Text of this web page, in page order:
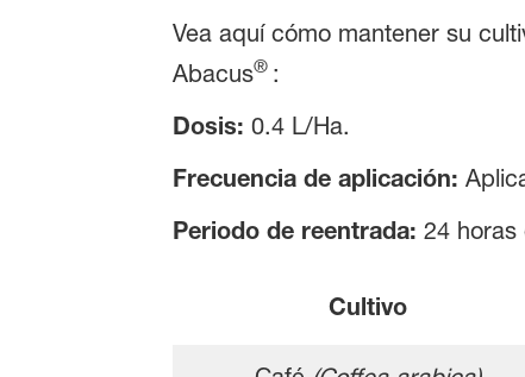
Vea aquí cómo mantener su
Abacus® :
Dosis: 0.4 L/Ha.
Frecuencia de aplicación:
Periodo de reentrada: 24 horas
Cultivo